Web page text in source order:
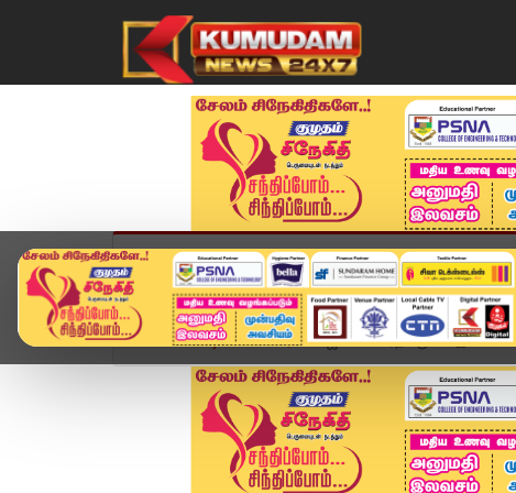
முகப்பு விளையாட்டு அண்மை தமிழ்நாடு
Home வீடியோ ஸ்டோரி ஜப்பான் பிரதமருடன்